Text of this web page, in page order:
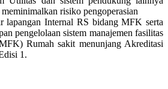
risiko pengoperasian
lapangan Internal RS bidang MFK serta
pengelolaan sistem manajemen fasilitas
Rumah sakit menunjang Akreditasi
1.